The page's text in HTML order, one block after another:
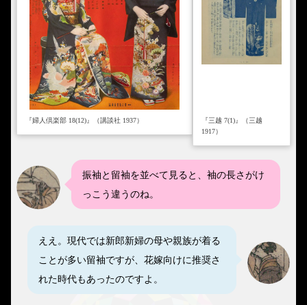
『婦人倶楽部 18(12)』（講談社 1937）
『三越 7(1)』（三越
1917）
振袖と留袖を並べて見ると、袖の長さがけ
っこう違うのね。
ええ。現代では新郎新婦の母や親族が着る
ことが多い留袖ですが、花嫁向けに推奨さ
れた時代もあったのですよ。